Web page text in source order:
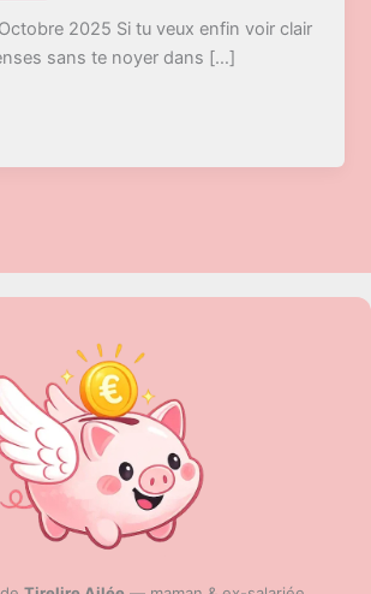
2025 Si tu veux enfin voir clair
sans te noyer dans […]